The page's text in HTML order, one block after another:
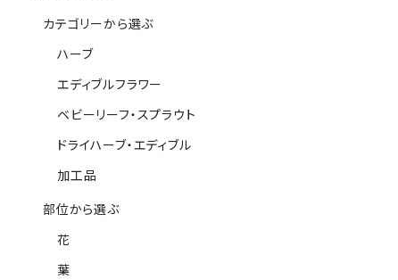
カテゴリーから選ぶ
ハーブ
エディブルフラワー
ベビーリーフ・スプラウト
ドライハーブ・エディブル
加工品
部位から選ぶ
花
葉